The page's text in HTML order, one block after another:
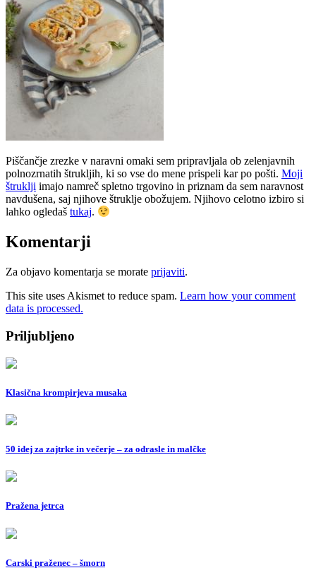
Piščančje zrezke v naravni omaki sem pripravljala ob zelenjavnih
polnozrnatih štrukljih, ki so vse do mene prispeli kar po pošti. Moji
štruklji imajo namreč spletno trgovino in priznam da sem naravnost
navdušena, saj njihove štruklje obožujem. Njihovo celotno izbiro si
lahko ogledaš tukaj.
Komentarji
Za objavo komentarja se morate prijaviti.
This site uses Akismet to reduce spam. Learn how your comment
data is processed.
Priljubljeno
Klasična krompirjeva musaka
50 idej za zajtrke in večerje – za odrasle in malčke
Pražena jetrca
Carski praženec – šmorn